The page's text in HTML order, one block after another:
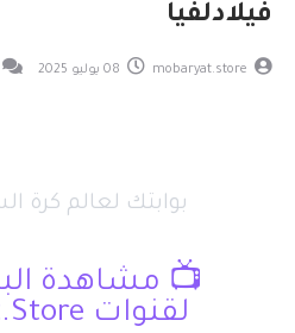
فيلادلفيا
mobaryat.store
بوابتك لعالم كرة
📺 مشاهدة
لقنوات Mobaryat.Store